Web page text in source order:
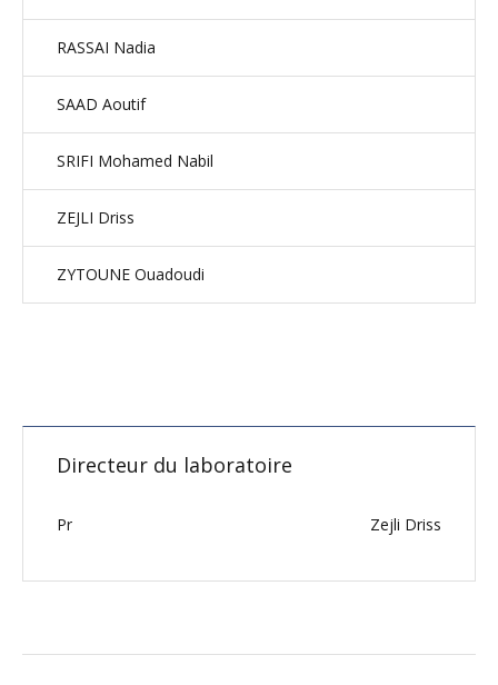
RASSAI Nadia
SAAD Aoutif
SRIFI Mohamed Nabil
ZEJLI Driss
ZYTOUNE Ouadoudi
Directeur du laboratoire
Pr Zejli Driss